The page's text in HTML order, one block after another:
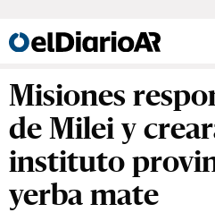
Misiones
de Milei y
instituto
yerba mate